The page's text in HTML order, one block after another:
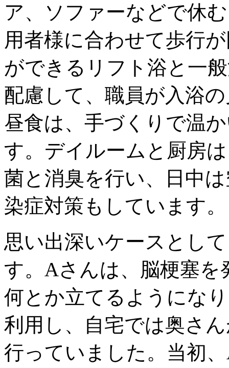
ア、ソファーなどで休
用者様に合わせて歩行
ができるリフト浴と一
配慮して、職員が入浴
昼食は、手づくりで温
す。デイルームと厨房
菌と消臭を行い、日中
染症対策もしています。
思い出深いケースとし
す。Aさんは、脳梗塞
何とか立てるようにな
利用し、自宅では奥さ
行っていました。当初